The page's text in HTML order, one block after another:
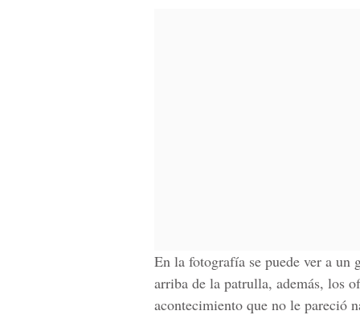
En la fotografía se puede ver a un
arriba de la patrulla, además, los
acontecimiento que no le pareció